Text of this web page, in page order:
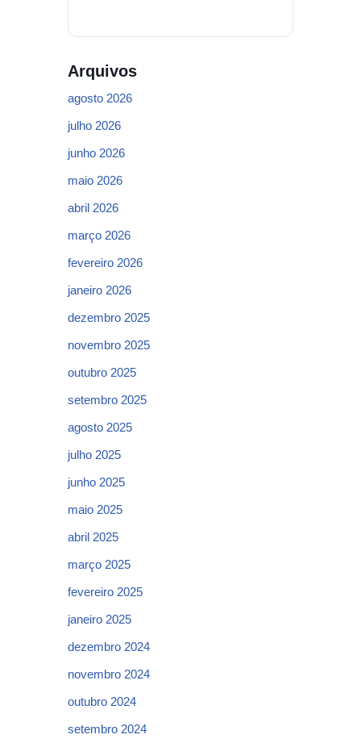
Arquivos
agosto 2026
julho 2026
junho 2026
maio 2026
abril 2026
março 2026
fevereiro 2026
janeiro 2026
dezembro 2025
novembro 2025
outubro 2025
setembro 2025
agosto 2025
julho 2025
junho 2025
maio 2025
abril 2025
março 2025
fevereiro 2025
janeiro 2025
dezembro 2024
novembro 2024
outubro 2024
setembro 2024